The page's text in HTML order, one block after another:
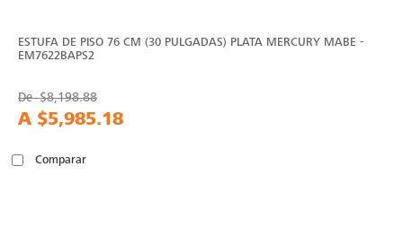
ESTUFA DE PISO 76 CM (30 PULGADAS) PLATA MERCURY MABE -
EM7622BAPS2
De$8,198.88
A $5,985.18
Comparar